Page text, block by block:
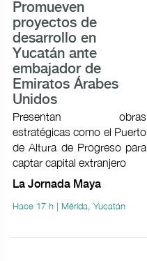
Promueven
proyectos de
desarrollo en
Yucatán ante
embajador de
Emiratos Árabes
Unidos
Presentan obras
estratégicas como el Puerto
de Altura de Progreso para
captar capital extranjero
La Jornada Maya
Hace 17 h | Mérida, Yucatán